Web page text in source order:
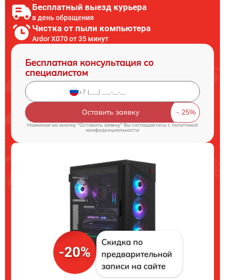
Бесплатный выезд курьера
в день обращения
Чистка от пыли компьютера
Ardor X070 от 35 минут
Бесплатная консультация со
специалистом
Оставить заявку
Нажимая на кнопку "Оставить заявку" Вы соглашаетесь cполитикой
конфиденциальности
-20%
Скидка по
предварительной
записи на сайте